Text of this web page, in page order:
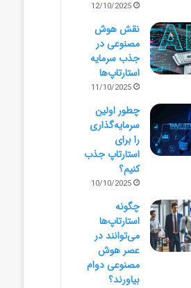
12/10/2025
نقش هوش
مصنوعی در
جذب سرمایه
استارتاپ‌ها
11/10/2025
چطور اولین
سرمایه‌گذاری
را برای
استارتاپ جذب
کنیم؟
10/10/2025
چگونه
استارتاپ‌ها
می‌توانند در
عصر هوش
مصنوعی دوام
بیاورند؟